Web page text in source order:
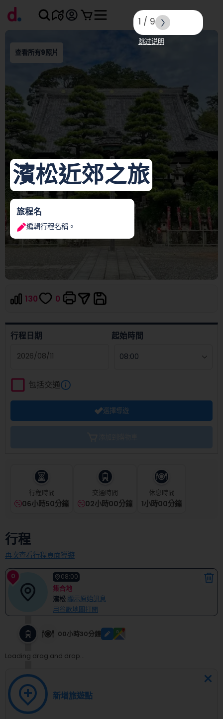
查看所有9照片
濱松近郊之旅
旅程名
編輯行程名稱。
130 0
行程日期 起始時間
forward
to
interact
the
question
to
get
the
keyboard
shortcuts
for
changing
dates.
包括交通
選擇導遊
行程時間
06小時50分鐘
交通時間
02小時00分鐘
休息時間
1小時00分鐘
行程
再次查看行程頁面導遊
0 08:00
集合地
濱松 顯示原始訊息
用谷歌地圖打開
00小時30分鐘
Loading drag and drop...
新增旅遊點
1 / 9
跳过说明